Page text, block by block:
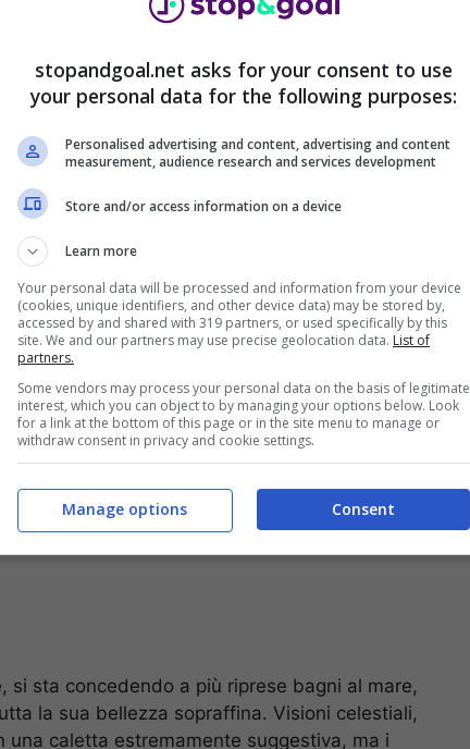
po’ l’asticella, per la gioia dei tantissimi
a distogliere lo sguardo da lei.
e comunque la silhouette e lo charme di una
che sul piccolo schermo, dove è diventata
in assoluto. Alla settima stagione alla
serate indimenticabili ai telespettatori con
clamorosi e sensuali. Per non parlare
sono davvero fuori controllo.
dall’acqua come una
e molto altro
sta concedendo a più riprese bagni al mare,
la sua bellezza sopraffina. Visioni celestiali,
caletta estremamente suggestiva, ma i
stopandgoal.net asks for your consent to use
your personal data for the following purposes:
Personalised advertising and content, advertising and content
measurement, audience research and services development
Store and/or access information on a device
Learn more
Your personal data will be processed and information from your device
(cookies, unique identifiers, and other device data) may be stored by,
accessed by and shared with 319 partners, or used specifically by this
site. We and our partners may use precise geolocation data. List of
partners.
Some vendors may process your personal data on the basis of legitimate
interest, which you can object to by managing your options below. Look
for a link at the bottom of this page or in the site menu to manage or
withdraw consent in privacy and cookie settings.
Consent
Manage options